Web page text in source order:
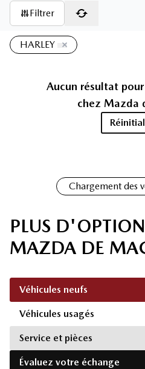
Filtrer
HARLEY
Aucun résultat
chez Mazda
Chargement des
PLUS
MAZDA DE
Véhicules neufs
Véhicules usagés
Service et pièces
Évaluez votre échange